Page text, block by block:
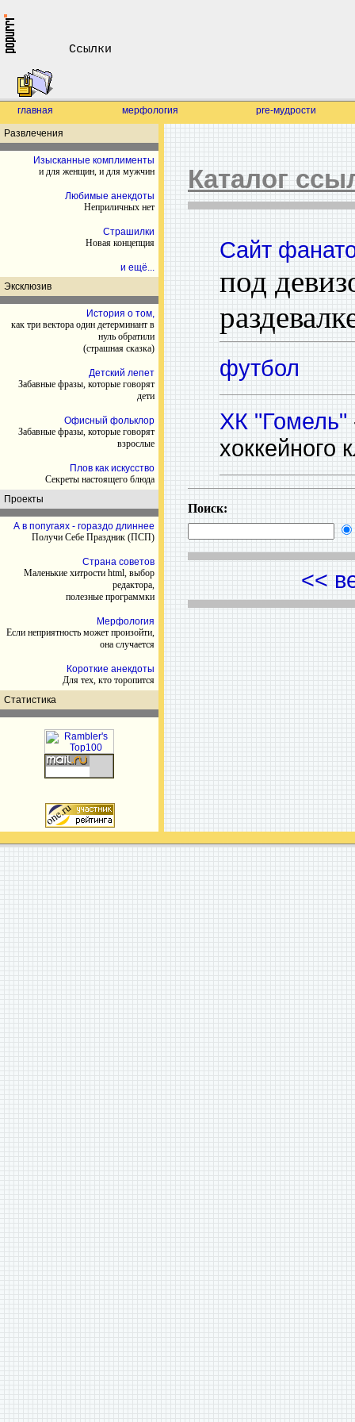
Ссылки
главная мерфология pre-мудрости
Развлечения
Изысканные комплименты
и для женщин, и для мужчин
Любимые анекдоты
Неприличных нет
Страшилки
Новая концепция
и ещё...
Эксклюзив
История о том,
как три вектора один детерминант в
нуль обратили
(страшная сказка)
Детский лепет
Забавные фразы, которые говорят
дети
Офисный фольклор
Забавные фразы, которые говорят
взрослые
Плов как искусство
Секреты настоящего блюда
Проекты
А в попугаях - гораздо длиннее
Получи Себе Праздник (ПСП)
Страна советов
Маленькие хитрости html, выбор
редактора,
полезные программки
Мерфология
Если неприятность может произойти,
она случается
Короткие анекдоты
Для тех, кто торопится
Статистика
Каталог
Сайт
под
футбол
ХК "Гомель"
хоккейного
Поиск:
<<